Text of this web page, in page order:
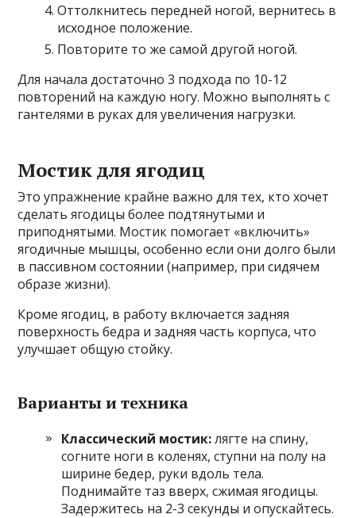
Оттолкнитесь передней ногой, вернитесь в
исходное положение.
Повторите то же самой другой ногой.
Для начала достаточно 3 подхода по 10-12
повторений на каждую ногу. Можно выполнять с
гантелями в руках для увеличения нагрузки.
Мостик для ягодиц
Это упражнение крайне важно для тех, кто хочет
сделать ягодицы более подтянутыми и
приподнятыми. Мостик помогает «включить»
ягодичные мышцы, особенно если они долго были
в пассивном состоянии (например, при сидячем
образе жизни).
Кроме ягодиц, в работу включается задняя
поверхность бедра и задняя часть корпуса, что
улучшает общую стойку.
Варианты и техника
Классический мостик:лягте на спину,
согните ноги в коленях, ступни на полу на
ширине бедер, руки вдоль тела.
Поднимайте таз вверх, сжимая ягодицы.
Задержитесь на 2-3 секунды и опускайтесь.